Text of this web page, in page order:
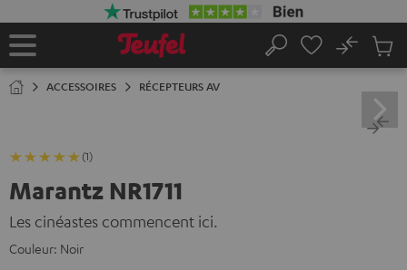
Page
Rechercher
No
panier
ACCESSOIRES RÉCEPTEURS AV
(1)
Marantz NR1711
Les cinéastes commencent ici.
Couleur: Noir